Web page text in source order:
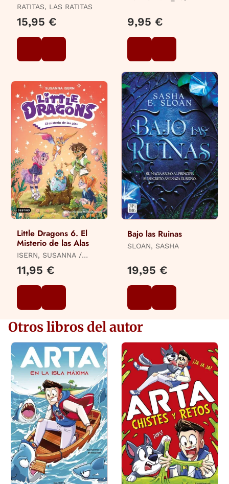
RATITAS, LAS RATITAS
15,95 € 9,95 €
Little Dragons 6. El
Misterio de las Alas
ISERN, SUSANNA /
MELISA
11,95 €
Bajo las Ruinas
SLOAN, SASHA
19,95 €
Otros libros del autor